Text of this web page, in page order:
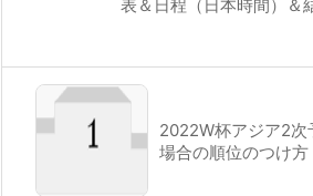
表＆日程（日本時間）＆
2022W杯アジア2次
場合の順位のつけ方